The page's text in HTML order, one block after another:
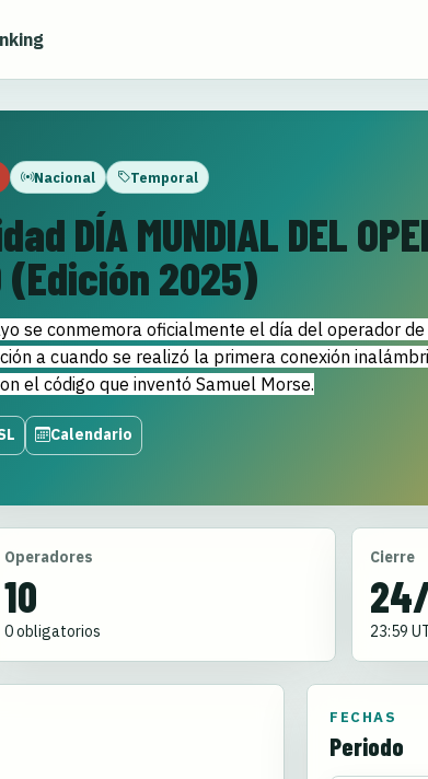
Nacional Temporal
DÍA MUNDIAL DEL
(Edición 2025)
se conmemora oficialmente el día del operador
a cuando se realizó la primera conexión
el código que inventó Samuel Morse.
Calendario
Operadores
10
0 obligatorios
Cierre
23:59
FECHAS
Periodo